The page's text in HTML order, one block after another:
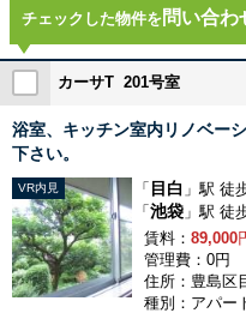
チェックした物件を問い合わ
カーサT 201号室
浴室、キッチン室内リノベ
下さい。
VR内見 「 目白 」駅 徒
「 池袋 」駅 徒
賃料： 89,000
管理費：0円
住所：豊島区
種別：アパー